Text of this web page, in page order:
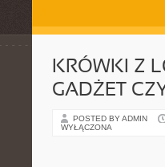
KRÓWKI Z
GADŻET
POSTED BY ADMIN
WYŁĄCZONA